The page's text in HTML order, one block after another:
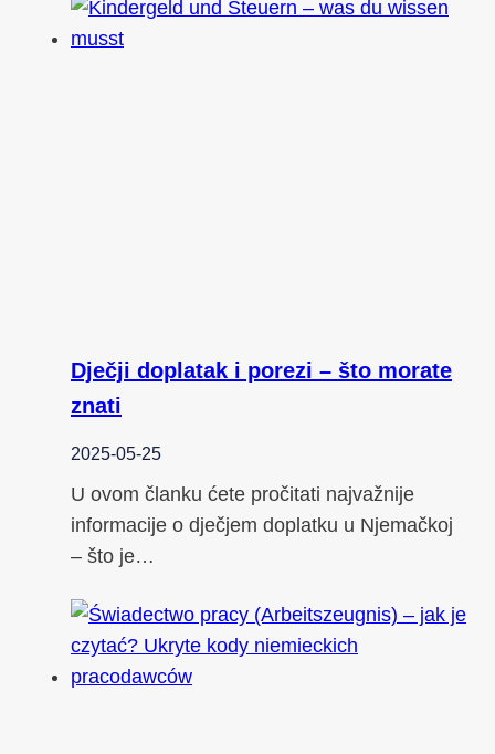
Dječji doplatak i porezi – što morate
znati
2025-05-25
U ovom članku ćete pročitati najvažnije
informacije o dječjem doplatku u Njemačkoj
– što je…